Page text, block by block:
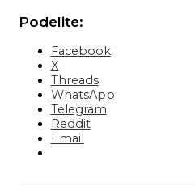
Podelite:
Facebook
X
Threads
WhatsApp
Telegram
Reddit
Email